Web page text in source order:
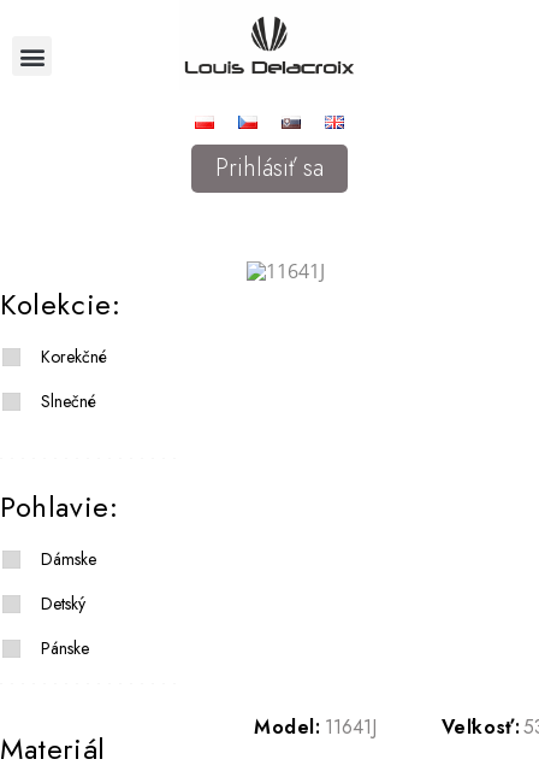
Prihlásiť sa
Kolekcie:
Korekčné
Slnečné
Pohlavie:
Dámske
Detský
Pánske
Materiál
Model: 11641J Veľkosť: